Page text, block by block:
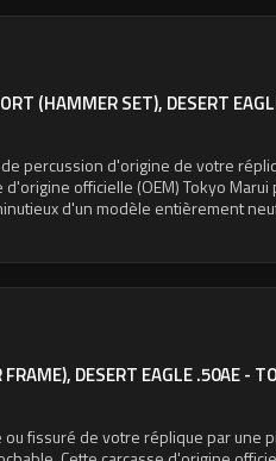
(HAMMER SET), DESERT
percussion d'origine de votre
officielle (OEM) Tokyo
d'un modèle entièrement
DESERT EAGLE .50AE -
ou fissuré de votre réplique par une